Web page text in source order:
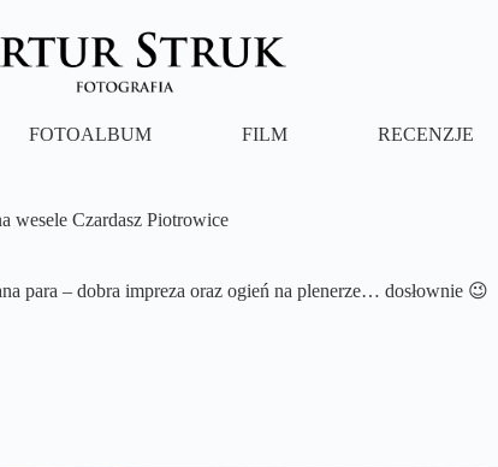
FOTOALBUM FILM RECENZJE
wesele Czardasz Piotrowice
para – dobra impreza oraz ogień na plenerze… dosłownie 😉